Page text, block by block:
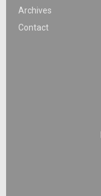
Archives
Contact